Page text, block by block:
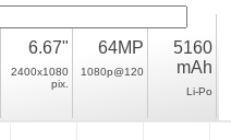
6.67"
2400x1080
pix.
64MP
1080p@120
5160
mAh
Li-Po